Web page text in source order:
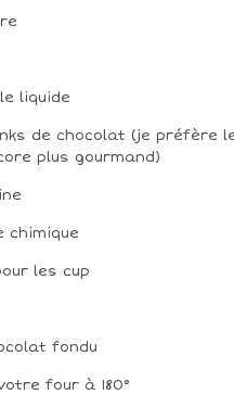
liquide
de chocolat (je préfère
plus gourmand)
chimique
les cup
fondu
four à 180°